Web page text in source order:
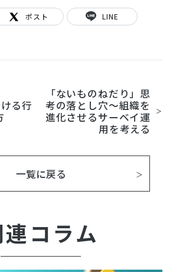
ポスト LINE
る行
一覧に戻る
「ないものねだり」思
考の落とし穴～組織を
進化させるサーベイ運
用を考える
連コラム